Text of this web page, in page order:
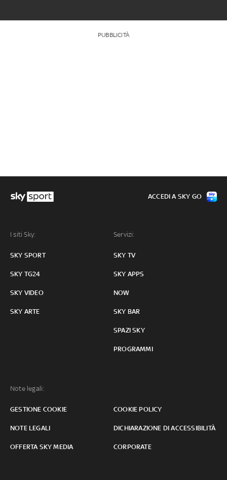
PUBBLICITÀ
I siti Sky:
SKY SPORT
SKY TG24
SKY VIDEO
SKY ARTE
Servizi:
SKY TV
SKY APPS
NOW
SKY BAR
SPAZI SKY
PROGRAMMI
Note legali:
GESTIONE COOKIE COOKIE POLICY
NOTE LEGALI DICHIARAZIONE DI ACCESSIBILITÀ
OFFERTA SKY MEDIA CORPORATE
ACCEDI A SKY GO